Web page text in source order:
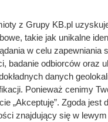
z Grupy KB.pl
takie jak unikalne
w celu zapewniania
odbiorców oraz
danych
Ponieważ cenimy
„Akceptuję”. Zgoda jest
znajdujący się w